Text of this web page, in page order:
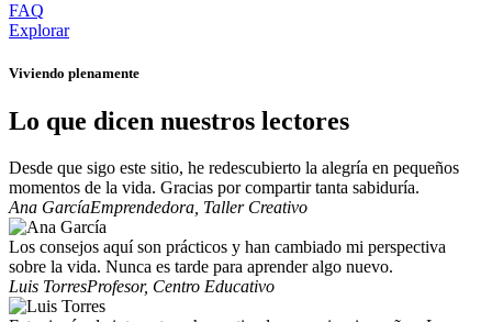
FAQ
Explorar
Viviendo plenamente
Lo que dicen nuestros lectores
Desde que sigo este sitio, he redescubierto la alegría en pequeños
momentos de la vida. Gracias por compartir tanta sabiduría.
Ana GarcíaEmprendedora, Taller Creativo
Los consejos aquí son prácticos y han cambiado mi perspectiva
sobre la vida. Nunca es tarde para aprender algo nuevo.
Luis TorresProfesor, Centro Educativo